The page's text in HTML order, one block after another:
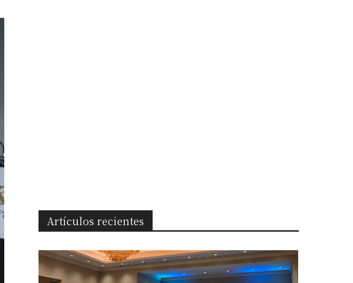
Artículos recientes